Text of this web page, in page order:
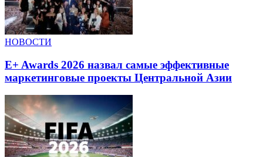
НОВОСТИ
E+ Awards 2026 назвал самые эффективные
маркетинговые проекты Центральной Азии